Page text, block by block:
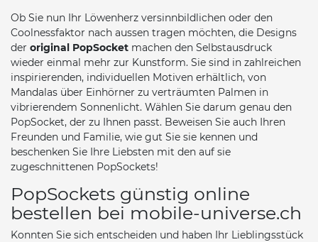
Ob Sie nun Ihr Löwenherz versinnbildlichen oder den
Coolnessfaktor nach aussen tragen möchten, die Designs
der original PopSocket machen den Selbstausdruck
wieder einmal mehr zur Kunstform. Sie sind in zahlreichen
inspirierenden, individuellen Motiven erhältlich, von
Mandalas über Einhörner zu verträumten Palmen in
vibrierendem Sonnenlicht. Wählen Sie darum genau den
PopSocket, der zu Ihnen passt. Beweisen Sie auch Ihren
Freunden und Familie, wie gut Sie sie kennen und
beschenken Sie Ihre Liebsten mit den auf sie
zugeschnittenen PopSockets!
PopSockets günstig online
bestellen bei mobile-universe.ch
Konnten Sie sich entscheiden und haben Ihr Lieblingsstück